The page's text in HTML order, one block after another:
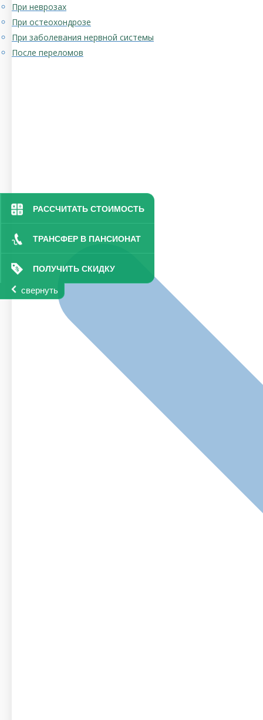
РАССЧИТАТЬ СТОИМОСТЬ
ТРАНСФЕР В ПАНСИОНАТ
ПОЛУЧИТЬ СКИДКУ
свернуть
При неврозах
При остеохондрозе
При заболевания нервной системы
После переломов